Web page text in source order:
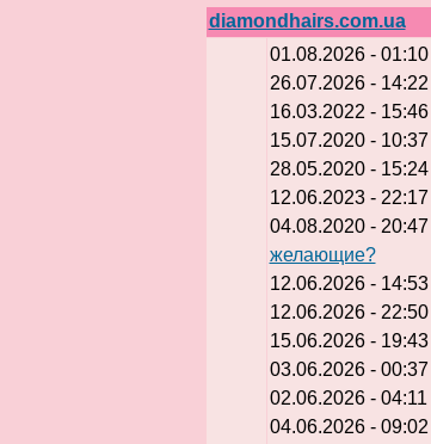
diamondhairs.com.ua
01.08.2026 - 01:10
26.07.2026 - 14:22
16.03.2022 - 15:46
15.07.2020 - 10:37
28.05.2020 - 15:24
12.06.2023 - 22:17
04.08.2020 - 20:47
желающие?
12.06.2026 - 14:53
12.06.2026 - 22:50
15.06.2026 - 19:43
03.06.2026 - 00:37
02.06.2026 - 04:11
04.06.2026 - 09:02